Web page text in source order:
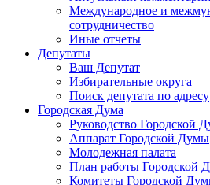
Международное и
сотрудничество
Иные отчеты
Депутаты
Ваш Депутат
Избирательные округа
Поиск депутата по адресу
Городская Дума
Руководство Городской
Аппарат Городской Думы
Молодежная палата
План работы Городской
Комитеты Городской